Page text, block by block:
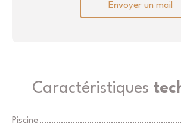
Envoyer un mail
Caractéristiques
Piscine